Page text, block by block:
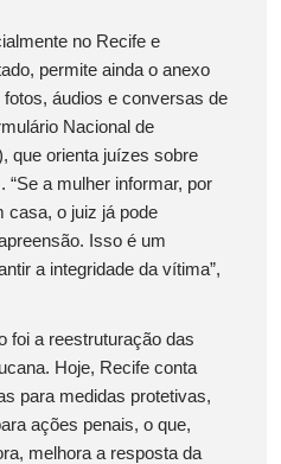
no Recife e
permite ainda o anexo
áudios e conversas de
Nacional de
que orienta juízes sobre
“Se a mulher informar, por
casa, o juiz já pode
Isso é um
a integridade da vítima”,
foi a reestruturação das
Hoje, Recife conta
para medidas protetivas,
ações penais, o que,
melhora a resposta da